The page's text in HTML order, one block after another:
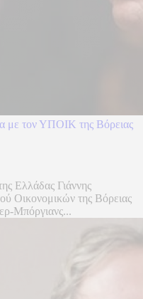
με τον ΥΠΟΙΚ της Βόρειας
Ελλάδας Γιάννης
Οικονομικών της Βόρειας
Μπόργιανς...